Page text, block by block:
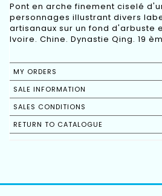
Pont en arche finement ciselé
personnages illustrant divers
artisanaux sur un fond d'arbuste
Ivoire. Chine. Dynastie Qing. 19
MY ORDERS
SALE INFORMATION
SALES CONDITIONS
RETURN TO CATALOGUE